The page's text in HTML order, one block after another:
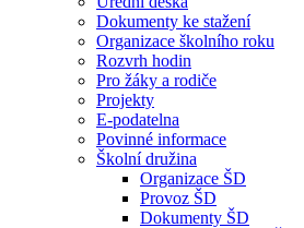
Dokumenty ke stažení
Organizace školního roku
Rozvrh hodin
Pro žáky a rodiče
Projekty
E-podatelna
Povinné informace
Školní družina
Organizace ŠD
Provoz ŠD
Dokumenty ŠD